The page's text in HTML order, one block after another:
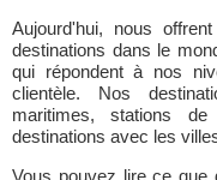
Aujourd'hui, nous
destinations dans le
qui répondent à nos
clientèle. Nos
maritimes, stations
destinations avec les
Vous pouvez lire ce